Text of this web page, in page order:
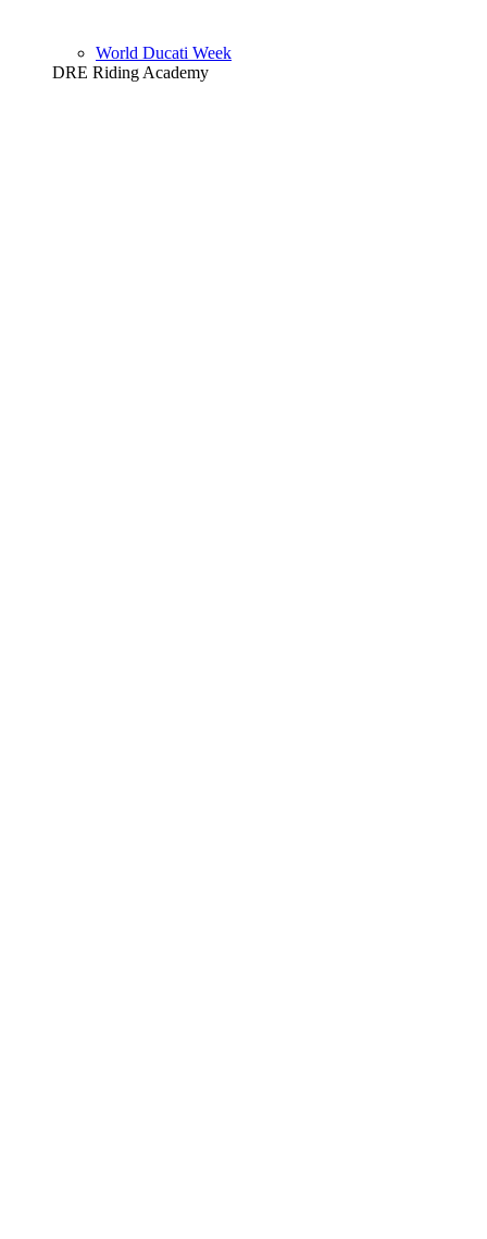
World Ducati Week
DRE Riding Academy